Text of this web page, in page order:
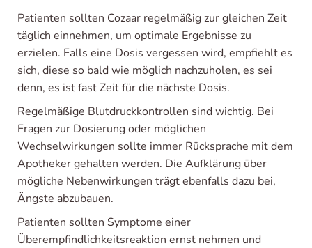
Patienten sollten Cozaar regelmäßig zur gleichen Zeit
täglich einnehmen, um optimale Ergebnisse zu
erzielen. Falls eine Dosis vergessen wird, empfiehlt es
sich, diese so bald wie möglich nachzuholen, es sei
denn, es ist fast Zeit für die nächste Dosis.
Regelmäßige Blutdruckkontrollen sind wichtig. Bei
Fragen zur Dosierung oder möglichen
Wechselwirkungen sollte immer Rücksprache mit dem
Apotheker gehalten werden. Die Aufklärung über
mögliche Nebenwirkungen trägt ebenfalls dazu bei,
Ängste abzubauen.
Patienten sollten Symptome einer
Überempfindlichkeitsreaktion ernst nehmen und